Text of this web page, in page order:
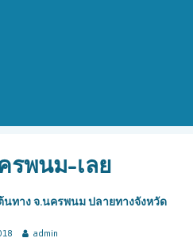
รพนม-เลย
นทาง จ.นครพนม ปลายทางจังหวัด
admin